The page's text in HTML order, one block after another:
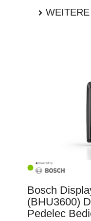
Bosch
(BHU3600)
Pedelec